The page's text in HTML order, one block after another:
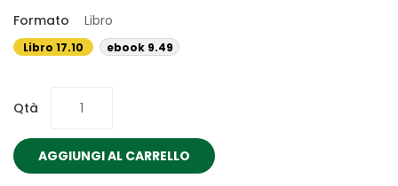
Formato Libro
Libro 17.10
ebook 9.49
Qtà
AGGIUNGI AL CARRELLO